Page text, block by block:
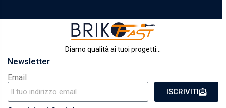
Diamo qualità ai tuoi progetti...
Newsletter
Email
ISCRIVITI